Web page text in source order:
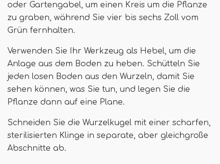
oder Gartengabel, um einen Kreis um die Pflanze
zu graben, während Sie vier bis sechs Zoll vom
Grün fernhalten.
Verwenden Sie Ihr Werkzeug als Hebel, um die
Anlage aus dem Boden zu heben. Schütteln Sie
jeden losen Boden aus den Wurzeln, damit Sie
sehen können, was Sie tun, und legen Sie die
Pflanze dann auf eine Plane.
Schneiden Sie die Wurzelkugel mit einer scharfen,
sterilisierten Klinge in separate, aber gleichgroße
Abschnitte ab.